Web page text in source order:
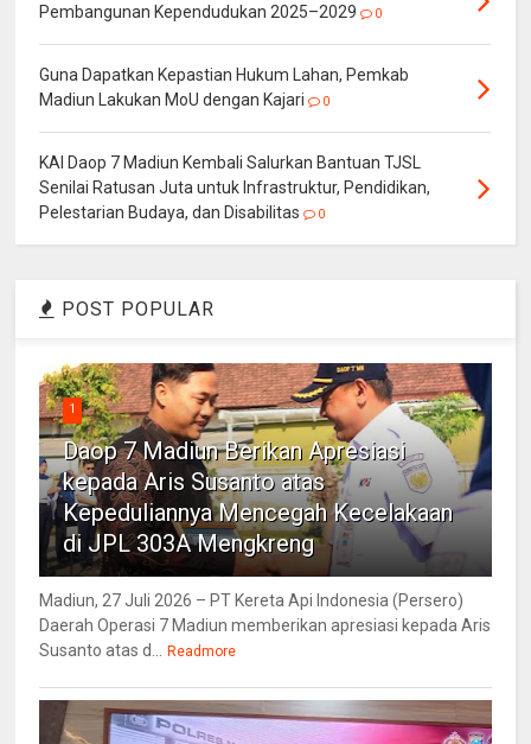
Pembangunan Kependudukan 2025–2029
0
Guna Dapatkan Kepastian Hukum Lahan, Pemkab
Madiun Lakukan MoU dengan Kajari
0
KAI Daop 7 Madiun Kembali Salurkan Bantuan TJSL
Senilai Ratusan Juta untuk Infrastruktur, Pendidikan,
Pelestarian Budaya, dan Disabilitas
0
POST POPULAR
1
Daop 7 Madiun Berikan Apresiasi
kepada Aris Susanto atas
Kepeduliannya Mencegah Kecelakaan
di JPL 303A Mengkreng
Madiun, 27 Juli 2026 – PT Kereta Api Indonesia (Persero)
Daerah Operasi 7 Madiun memberikan apresiasi kepada Aris
Susanto atas d...
Readmore